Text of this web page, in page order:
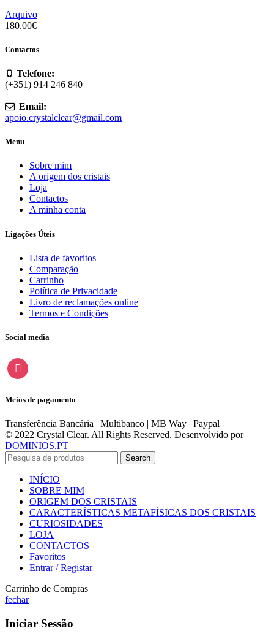
Arquivo
180.00€
Contactos
Telefone:
(+351) 914 246 840
Email:
apoio.crystalclear@gmail.com
Menu
Sobre mim
A origem dos cristais
Loja
Contactos
A minha conta
Ligações Úteis
Lista de favoritos
Comparação
Carrinho
Política de Privacidade
Livro de reclamações online
Termos e Condições
Social media
instagram
Meios de pagamento
Transferência Bancária | Multibanco | MB Way | Paypal
© 2022 Crystal Clear. All Rights Reserved. Desenvolvido por
DOMINIOS.PT
Search
INÍCIO
SOBRE MIM
ORIGEM DOS CRISTAIS
CARACTERÍSTICAS METAFÍSICAS DOS CRISTAIS
CURIOSIDADES
LOJA
CONTACTOS
Favoritos
Entrar / Registar
Carrinho de Compras
fechar
Iniciar Sessão